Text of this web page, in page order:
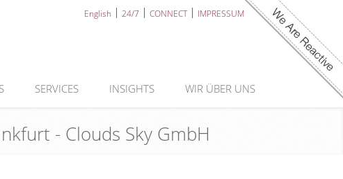
English 24/7 CONNECT IMPRESSUM
SERVICES INSIGHTS WIR ÜBER UNS
- Clouds Sky GmbH